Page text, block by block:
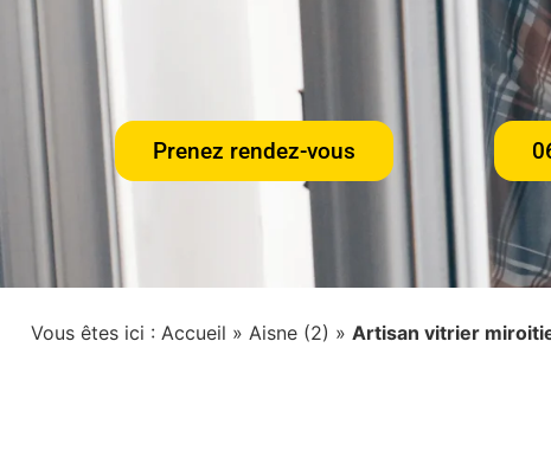
Prenez rendez-vous
Vous êtes ici : Accueil » Aisne (2) » Artisan vitrier